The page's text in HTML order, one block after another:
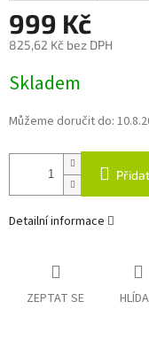
999 Kč
825,62 Kč bez DPH
cena:
Skladem
Můžeme doručit do:
Detailní informace
ZEPTAT SE